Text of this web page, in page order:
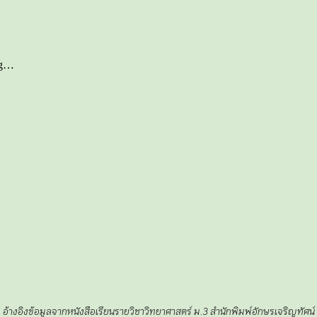
อ้างอิงข้อมูลจากหนังสือเรียนรายวิชาวิทยาศาสตร์ ม.3 สำนักพิมพ์อักษรเจริญทัศน์